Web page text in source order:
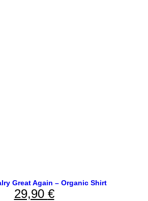
Great Again – Organic Shirt
29,90 €